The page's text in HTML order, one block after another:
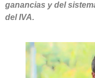
ganancias y del
del IVA.